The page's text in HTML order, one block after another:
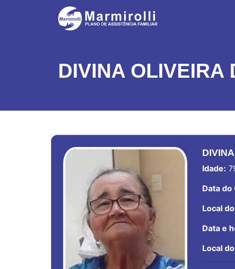
DIVINA OLIVEIRA
Idade:
Data do
Local
Data e
Local